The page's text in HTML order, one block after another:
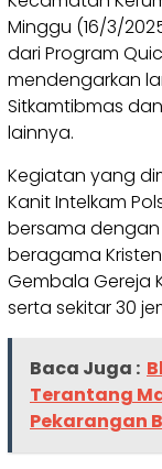
Minggu (16/3/
dari Program
mendengarkan
Sitkamtibmas
lainnya.
Kegiatan yang
Kanit Intelkam
bersama dengan
beragama
Gembala Gereja
serta sekitar 30
Baca Juga :
Terantang
Pekarangan